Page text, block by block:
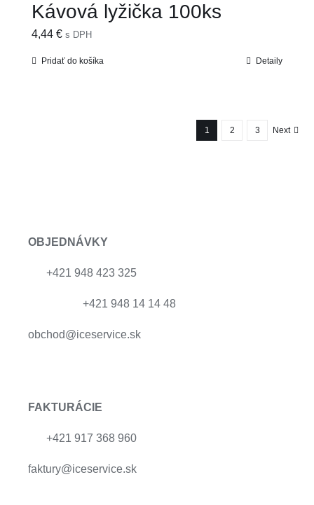
Kávová lyžička 100ks
4,44 € s DPH
Pridať do košíka Detaily
1 2 3 Next
OBJEDNÁVKY
+421 948 423 325
+421 948 14 14 48
obchod@iceservice.sk
FAKTURÁCIE
+421 917 368 960
faktury@iceservice.sk